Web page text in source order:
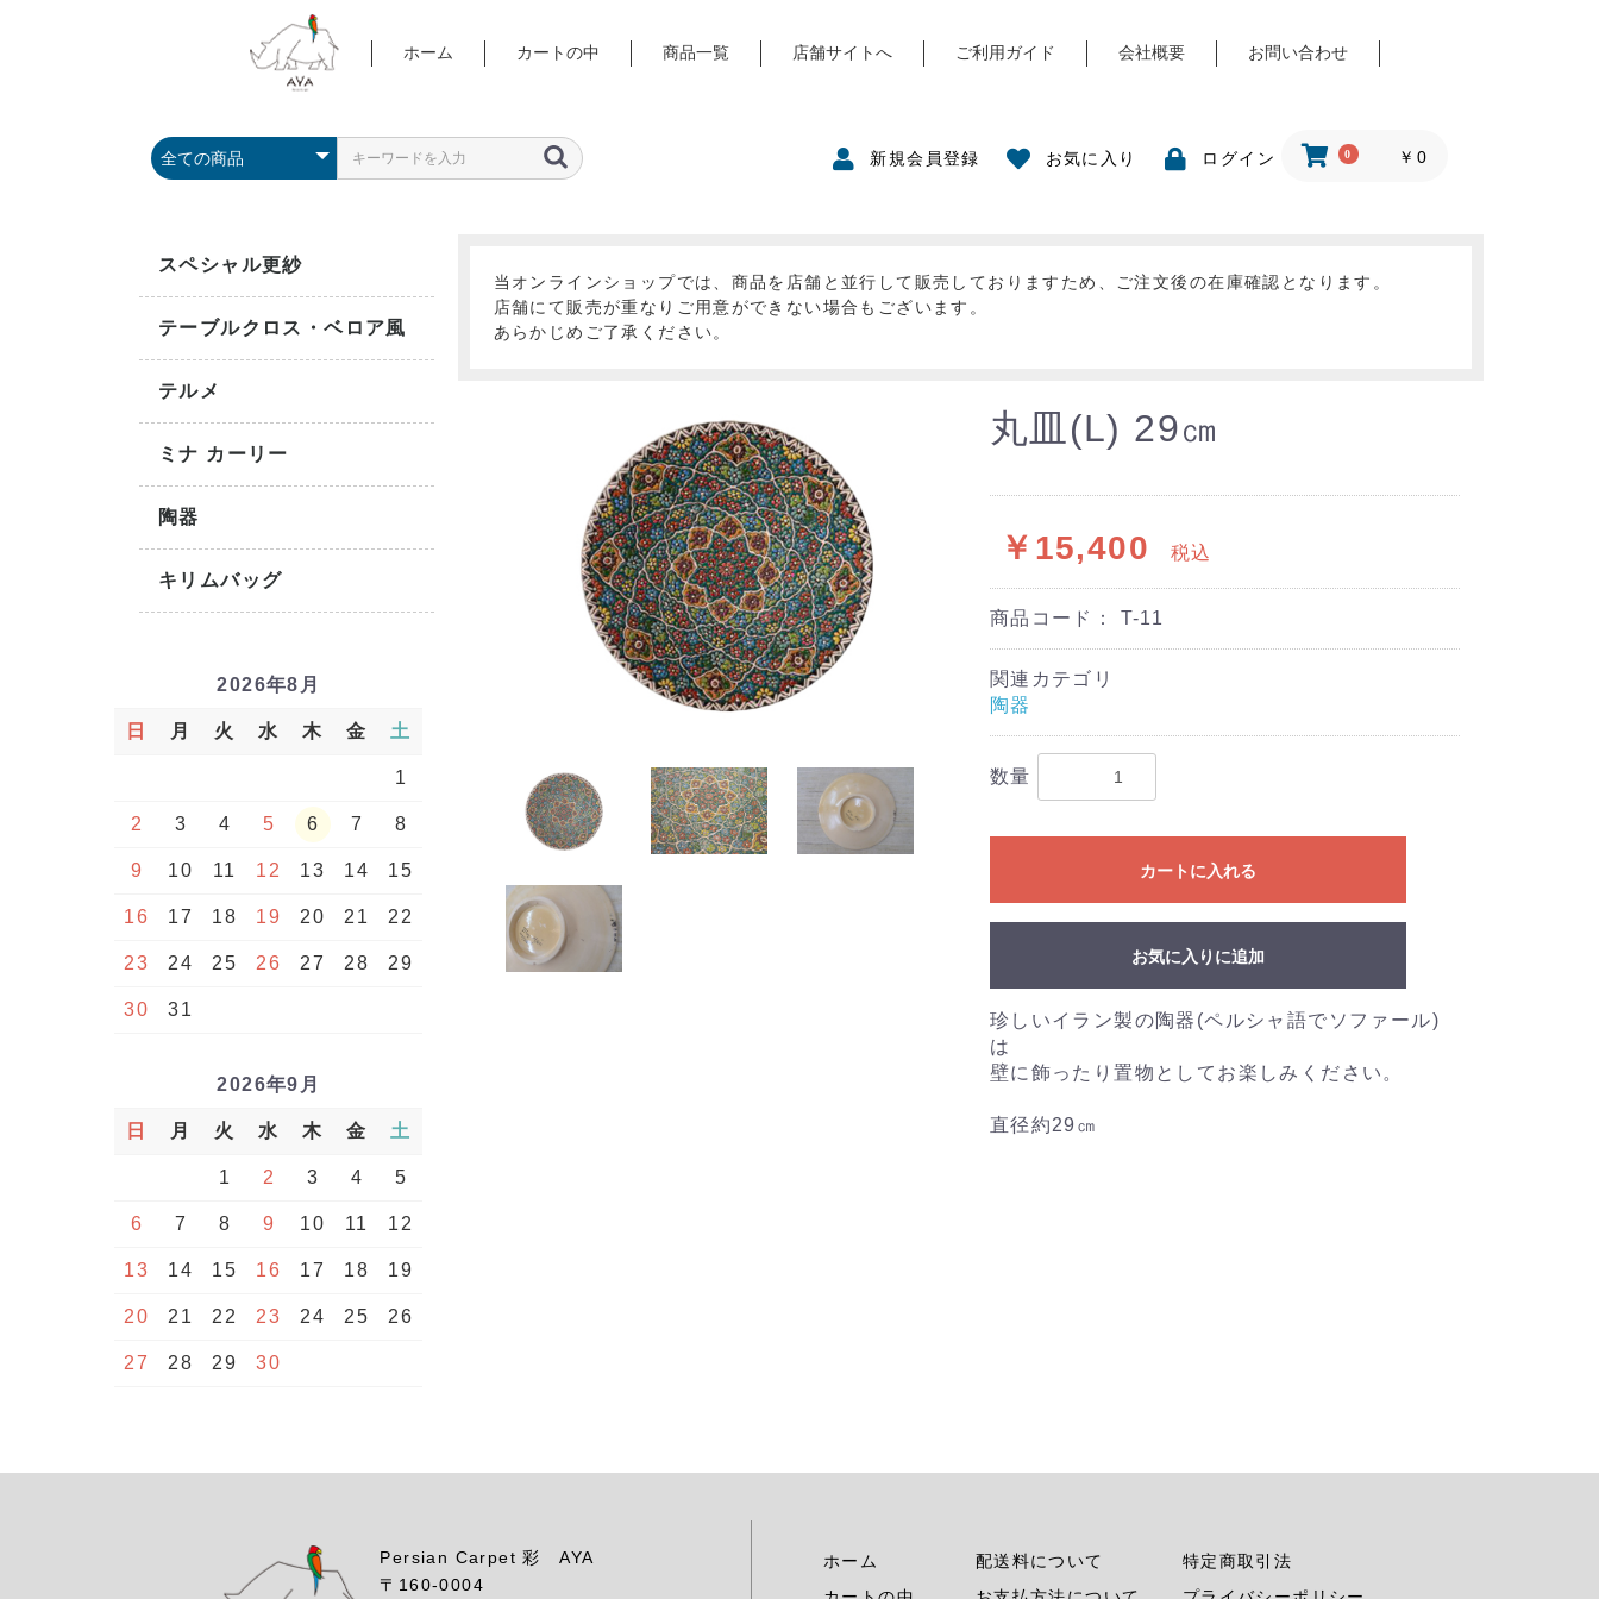
ホーム カートの中 商品一覧 店舗サイトへ ご利用ガイド 会社概要 お問い合わせ
新規会員登録 お気に入り ログイン 0 ￥0
スペシャル更紗
テーブルクロス・ベロア風
テルメ
ミナ カーリー
陶器
キリムバッグ
2026年8月
日 月 火 水 木 金 土
1
2 3 4 5 6 7 8
9 10 11 12 13 14 15
16 17 18 19 20 21 22
23 24 25 26 27 28 29
30 31
2026年9月
日 月 火 水 木 金 土
1 2 3 4 5
6 7 8 9 10 11 12
13 14 15 16 17 18 19
20 21 22 23 24 25 26
27 28 29 30
当オンラインショップでは、商品を店舗と並行して販売しておりますため、ご注文後の在庫確認となります。
店舗にて販売が重なりご用意ができない場合もございます。
あらかじめご了承ください。
丸皿(L) 29㎝
￥15,400 税込
商品コード： T-11
関連カテゴリ
陶器
数量
カートに入れる
お気に入りに追加
珍しいイラン製の陶器(ペルシャ語でソファール)
は
壁に飾ったり置物としてお楽しみください。
直径約29㎝
ホーム
配送料について
特定商取引法
Persian Carpet 彩 AYA
〒160-0004